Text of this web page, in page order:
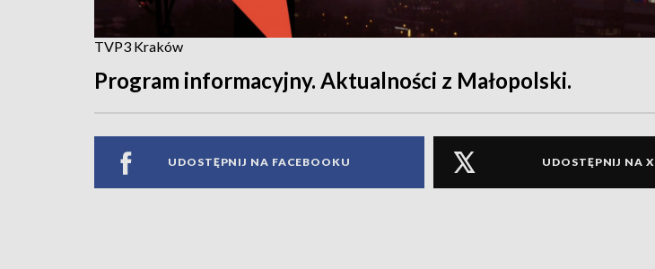
TVP3 Kraków
Program informacyjny. Aktualności z Małopolski.
UDOSTĘPNIJ NA FACEBOOKU UDOSTĘPNIJ NA X